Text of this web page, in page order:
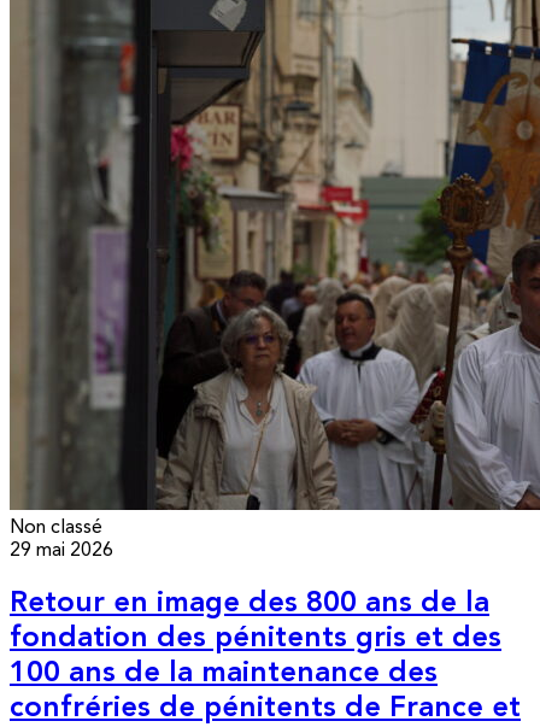
Non classé
29 mai 2026
Retour en image des 800 ans de la
fondation des pénitents gris et des
100 ans de la maintenance des
confréries de pénitents de France et